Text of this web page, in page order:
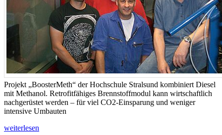
Projekt „BoosterMeth“ der Hochschule Stralsund kombiniert Diesel
mit Methanol. Retrofitfähiges Brennstoffmodul kann wirtschaftlich
nachgerüstet werden – für viel CO2-Einsparung und weniger
intensive Umbauten
weiterlesen